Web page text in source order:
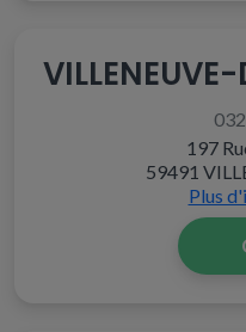
197
59491
Plus